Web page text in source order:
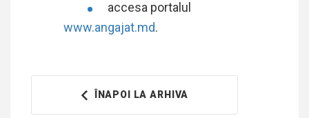
accesa portalul
www.angajat.md.
ÎNAPOI LA ARHIVA